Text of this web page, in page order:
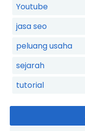
Youtube
jasa seo
peluang usaha
sejarah
tutorial